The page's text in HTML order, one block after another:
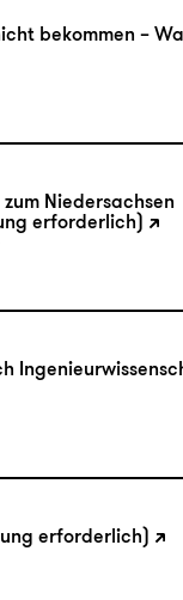
bekommen –
Niedersachsen
erforderlich)
erforderlich)